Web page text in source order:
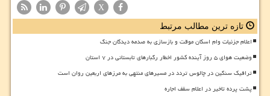
X
تازه ترین مطالب مرتبط
اعلام جزئیات وام اسکان موقت و بازسازی به صدمه دیدگان جنگ
وضعیت هوای ۵ روز آینده کشور اخطار رگبارهای تابستانی در ۷ استان
ترافیک سنگین در چالوس تردد در مسیرهای منتهی به مرزهای اربعین روان است
پشت پرده تاخیر در اعلام سقف اجاره